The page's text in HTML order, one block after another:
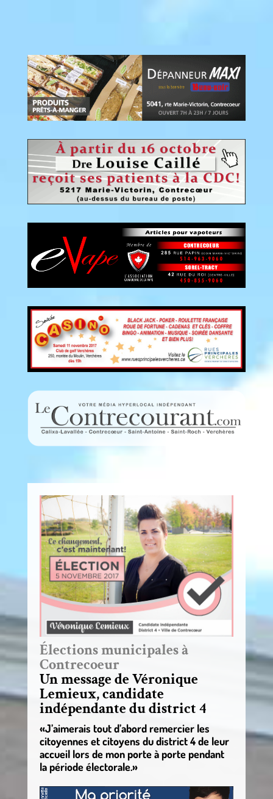
Élections municipales à
Contrecoeur
Un message de Véronique
Lemieux, candidate
indépendante du district 4
«J’aimerais tout d’abord remercier les
citoyennes et citoyens du district 4 de leur
accueil lors de mon porte à porte pendant
la période électorale.»